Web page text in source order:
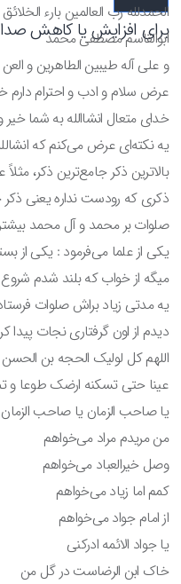
برای افزایش یا کاهش صدا
الحمدلله رب العالمین بارء
ابوالقاسم مصطفی محمد
و علی آله طیبین الطاهرین و
عرض سلام و ادب و احترام
خدای متعال انشاالله به شما
یه نکته‌ای عرض می‌کنم که
بالاترین ذکر جامع‌ترین ذکر،
ذکری که رودست نداره یعنی
صلوات بر محمد و آل محمد
یکی از علما می‌فرمود : یکی از
میگه از خواب که بلند شدم
یه مدتی زیاد براش صلوات
دیدم از اون گرفتاری نجات
اللهم کل لولیک الحجه بن
عینا حتی تسکنه ارضک طوعا و
یا صاحب الزمان یا صاحب الزمان
من مریدم مراد می‌خواهم
وصل خیرالعباد می‌خواهم
کمم اما زیاد می‌خواهم
از امام جواد می‌خواهم
یا جواد الائمه ادرکنی
خاک ابن الرضاست در گل من